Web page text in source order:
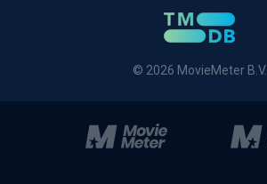
© 2026 MovieMeter B.V.